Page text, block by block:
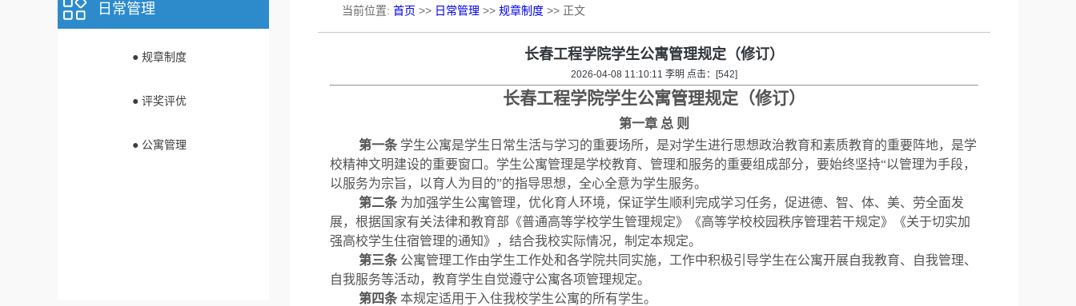
日常管理
● 规章制度
● 评奖评优
● 公寓管理
当前位置: 首页 >> 日常管理 >> 规章制度 >> 正文
长春工程学院学生公寓管理规定（修订）
2026-04-08 11:10:11 李明 点击：[542]
长春工程学院学生公寓管理规定 （修订）
第一章 总 则
第一条 学生公寓是学生日常生活与学习的重要场所，是对学生进行思想政治教育和素质教育的重要阵地，是学
校精神文明建设的重要窗口。学生公寓管理是学校教育、管理和服务的重要组成部分，要始终坚持“以管理为手段，
以服务为宗旨，以育人为目的”的指导思想，全心全意为学生服务。
第二条 为加强学生公寓管理，优化育人环境，保证学生顺利完成学习任务，促进德、智、体、美、劳全面发
展，根据国家有关法律和教育部《普通高等学校学生管理规定》《高等学校校园秩序管理若干规定》《关于切实加
强高校学生住宿管理的通知》，结合我校实际情况，制定本规定。
第三条 公寓管理工作由学生工作处和各学院共同实施，工作中积极引导学生在公寓开展自我教育、自我管理、
自我服务等活动，教育学生自觉遵守公寓各项管理规定。
第四条 本规定适用于入住我校学生公寓的所有学生。